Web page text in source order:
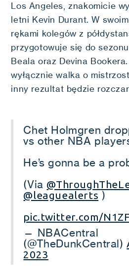
Los Angeles, znakomicie
letni Kevin Durant. W
rękami kolegów z
przygotowuje się do
Beala oraz Devina
wyłącznie walka o
inny rezultat będzie
Chet Holmgren
vs other NBA
He’s gonna be a
(Via
@leaguealerts )
pic.twitter.com/
— NBACentral
(@TheDunkCentral)
2023